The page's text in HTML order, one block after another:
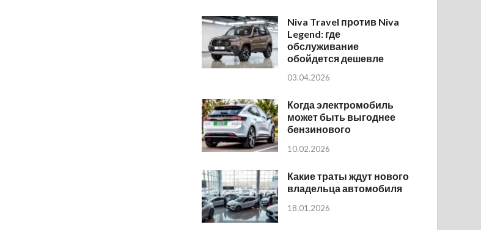
Niva Travel против Niva
Legend: где
обслуживание
обойдется дешевле
03.04.2026
Когда электромобиль
может быть выгоднее
бензинового
10.02.2026
Какие траты ждут нового
владельца автомобиля
18.01.2026